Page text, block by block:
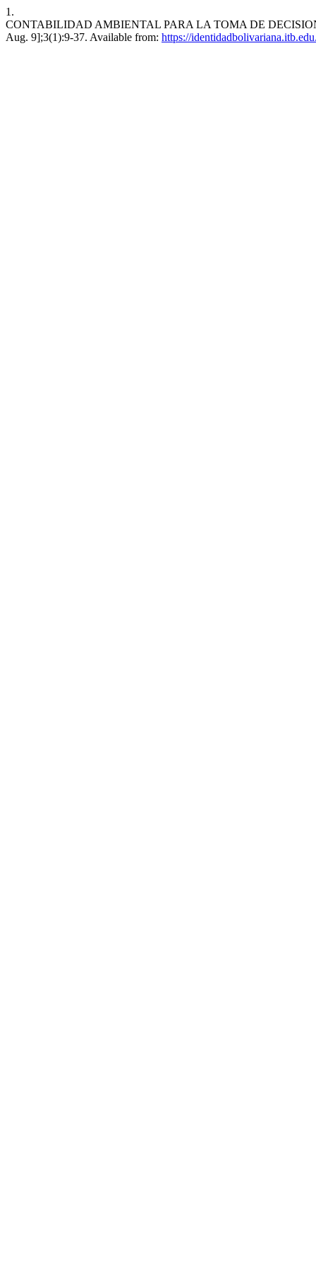
1.
CONTABILIDAD AMBIENTAL PARA LA TOMA DE
Aug. 9];3(1):9-37. Available from: https://